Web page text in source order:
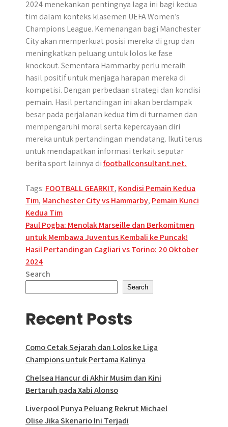
2024 menekankan pentingnya laga ini bagi kedua
tim dalam konteks klasemen UEFA Women’s
Champions League. Kemenangan bagi Manchester
City akan memperkuat posisi mereka di grup dan
meningkatkan peluang untuk lolos ke fase
knockout. Sementara Hammarby perlu meraih
hasil positif untuk menjaga harapan mereka di
kompetisi. Dengan perbedaan strategi dan kondisi
pemain. Hasil pertandingan ini akan berdampak
besar pada perjalanan kedua tim di turnamen dan
mempengaruhi moral serta kepercayaan diri
mereka untuk pertandingan mendatang. Ikuti terus
untuk mendapatkan informasi terkait seputar
berita sport lainnya difootballconsultant.net.
Tags: FOOTBALL GEARKIT, Kondisi Pemain Kedua
Tim, Manchester City vs Hammarby, Pemain Kunci
Kedua Tim
Post
navigation
Paul Pogba: Menolak Marseille dan Berkomitmen
untuk Membawa Juventus Kembali ke Puncak!
Hasil Pertandingan Cagliari vs Torino: 20 Oktober
2024
Search
Search
Recent Posts
Como Cetak Sejarah dan Lolos ke Liga
Champions untuk Pertama Kalinya
Chelsea Hancur di Akhir Musim dan Kini
Bertaruh pada Xabi Alonso
Liverpool Punya Peluang Rekrut Michael
Olise Jika Skenario Ini Terjadi